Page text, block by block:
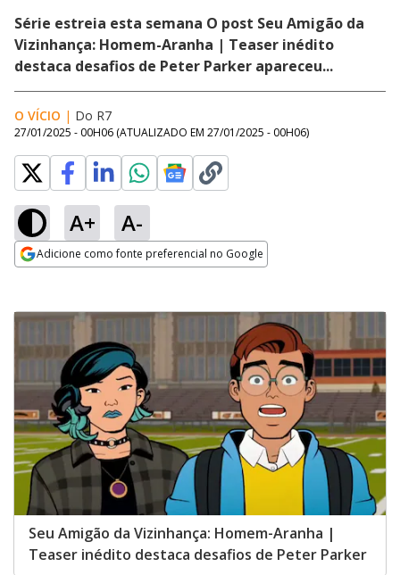
Série estreia esta semana O post Seu Amigão da
Vizinhança: Homem-Aranha | Teaser inédito
destaca desafios de Peter Parker apareceu...
O VÍCIO | Do R7
27/01/2025 - 00H06 (ATUALIZADO EM 27/01/2025 - 00H06)
A+ A-
Adicione como fonte preferencial no Google
Seu Amigão da Vizinhança: Homem-Aranha |
Teaser inédito destaca desafios de Peter Parker